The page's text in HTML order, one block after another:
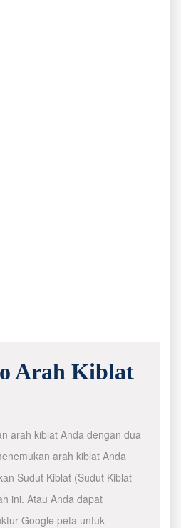
Arah Kiblat
arah kiblat Anda dengan dua
arah kiblat Anda
Sudut Kiblat (Sudut Kiblat
ini. Atau Anda dapat
Google peta untuk